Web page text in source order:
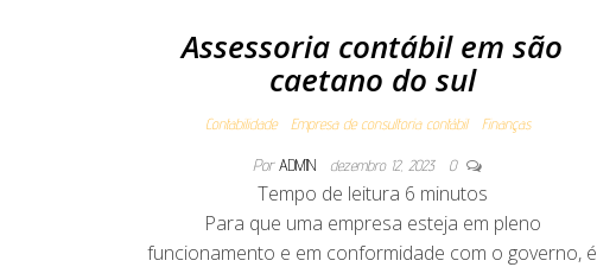
Assessoria contábil em são
caetano do sul
Contabilidade Empresa de consultoria contábil Finanças
Por ADMIN dezembro 12, 2023 0
Tempo de leitura 6 minutos
Para que uma empresa esteja em pleno
funcionamento e em conformidade com o governo, é